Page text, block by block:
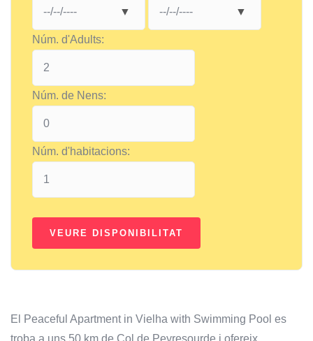
Núm. d'Adults:
Núm. de Nens:
Núm. d'habitacions:
El Peaceful Apartment in Vielha with Swimming Pool es